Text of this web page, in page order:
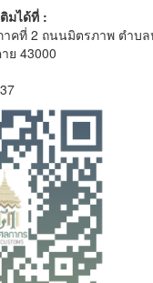
มได้ที่ :
คที่ 2 ถนนมิตรภาพ ตำบล
ย 43000